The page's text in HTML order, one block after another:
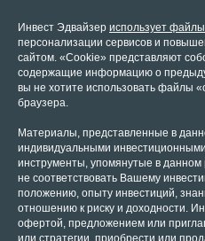
Инвест Эдвайзер использует
персонализации сервисов и
сайтом. «Cookie» представляют
содержащие информацию о
вы не хотите использовать файлы
браузера.
Материалы, представленные в
индивидуальными
инструменты, упомянутые в данном
не соответствовать Вашему
положению, опыту инвестиций,
отношению к риску и доходности.
офертой, предложением или
или стратегии, приобрести или